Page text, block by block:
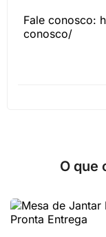
Fale conosco:
conosco/
O que